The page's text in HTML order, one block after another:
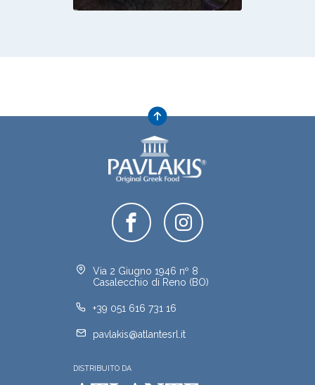
Via 2 Giugno 1946 nº 8
Casalecchio di Reno (BO)
+39 051 616 731 16
pavlakis@atlantesrl.it
DISTRIBUITO DA